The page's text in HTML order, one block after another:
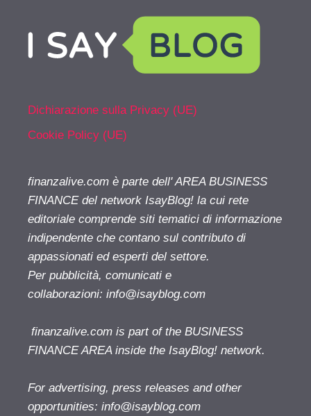
Dichiarazione sulla Privacy (UE)
Cookie Policy (UE)
finanzalive.com è parte dell' AREA BUSINESS
FINANCE del network IsayBlog! la cui rete
editoriale comprende siti tematici di informazione
indipendente che contano sul contributo di
appassionati ed esperti del settore.
Per pubblicità, comunicati e
collaborazioni: info@isayblog.com
finanzalive.com is part of the BUSINESS
FINANCE AREA inside the IsayBlog! network.
For advertising, press releases and other
opportunities: info@isayblog.com